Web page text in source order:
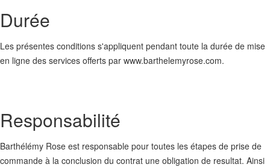
Durée
Les présentes conditions s'appliquent pendant toute la durée de mise
en ligne des services offerts par www.barthelemyrose.com.
Responsabilité
Barthélémy Rose est responsable pour toutes les étapes de prise de
commande à la conclusion du contrat une obligation de resultat. Ainsi